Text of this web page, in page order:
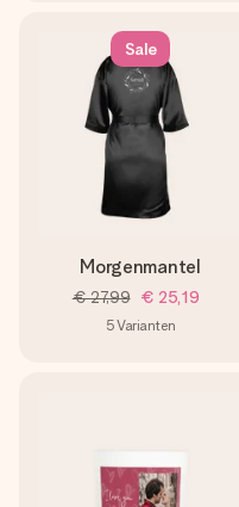
Sale
Morgenmantel
€ 27,99 € 25,19
5Varianten